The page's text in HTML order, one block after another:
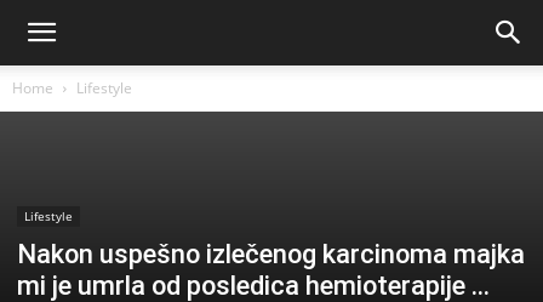
Home Lifestyle
Lifestyle
Nakon uspešno izlečenog karcinoma majka
mi je umrla od posledica hemioterapije …